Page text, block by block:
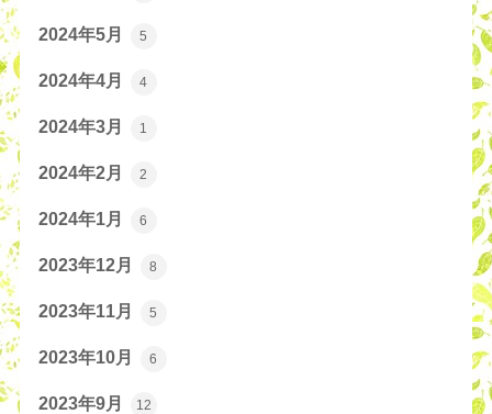
2024年5月 5
2024年4月 4
2024年3月 1
2024年2月 2
2024年1月 6
2023年12月 8
2023年11月 5
2023年10月 6
2023年9月 12